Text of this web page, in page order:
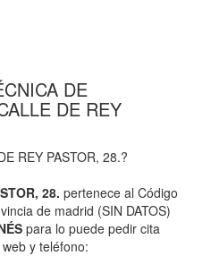
DE
DE REY
REY PASTOR, 28.?
28. pertenece al Código
de madrid (SIN DATOS)
para lo puede pedir cita
y teléfono: